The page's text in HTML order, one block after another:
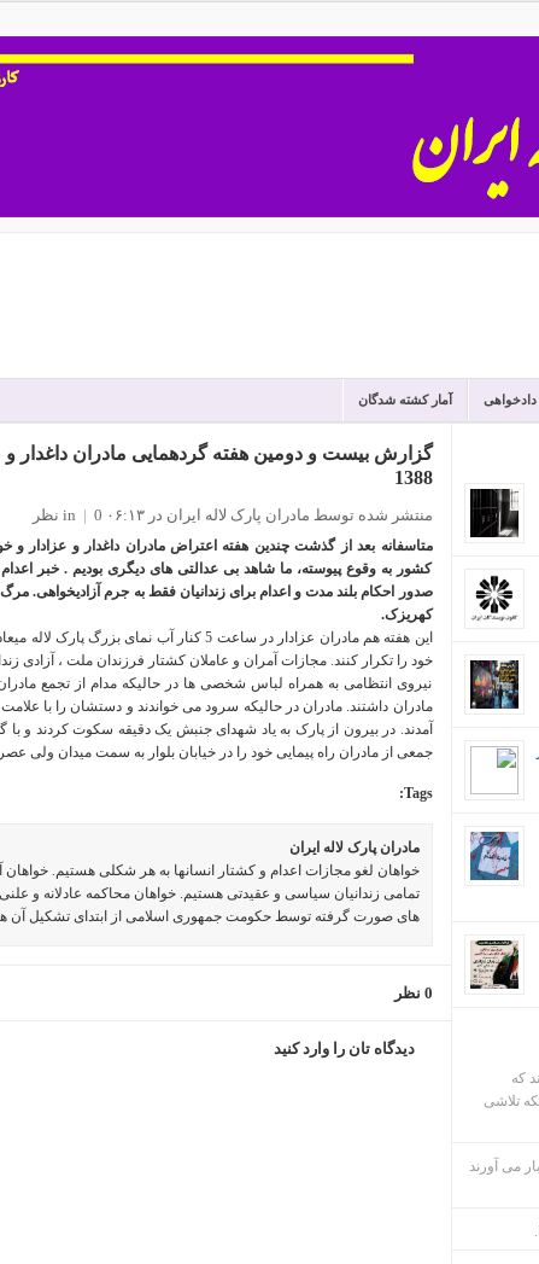
دادخواهی آمار کشته شدگان
1388
منتشر شده توسط مادران پارک لاله ایران در ۰۶:۱۳ in | 0 نظر
متاسفانه بعد از گذشت چندین هفته اعتراض مادران داغدار و عزادار و
کشور به وقوع پیوسته، ما شاهد بی عدالتی های دیگری بودیم . خبر اعدام
صدور احکام بلند مدت و اعدام برای زندانیان فقط به جرم آزادیخواهی.
کهریزک.
این هفته هم مادران عزادار در ساعت 5 کنار آب
خود را تکرار کنند. مجازات آمران و عاملان کشتار فرزندان ملت ، آزادی
نیروی انتظامی به همراه لباس شخصی ها در حالیکه مدام از تجمع
مادران داشتند. مادران در حالیکه سرود می خواندند و دستشان را با
آمدند. در بیرون از پارک به یاد شهدای جنبش یک دقیقه سکوت کردند و با
جمعی از مادران راه پیمایی خود را در خیابان بلوار به سمت میدان ولی
Tags:
مادران پارک لاله ایران
خواهان لغو مجازات اعدام و کشتار انسانها به هر شکلی هستیم.
تمامی زندانیان سیاسی و عقیدتی هستیم. خواهان محاکمه عادلانه و
های صورت گرفته توسط حکومت جمهوری اسلامی از ابتدای تشکیل آن
0 نظر
دیدگاه تان را وارد کنید
که
تلاشی
می آورند